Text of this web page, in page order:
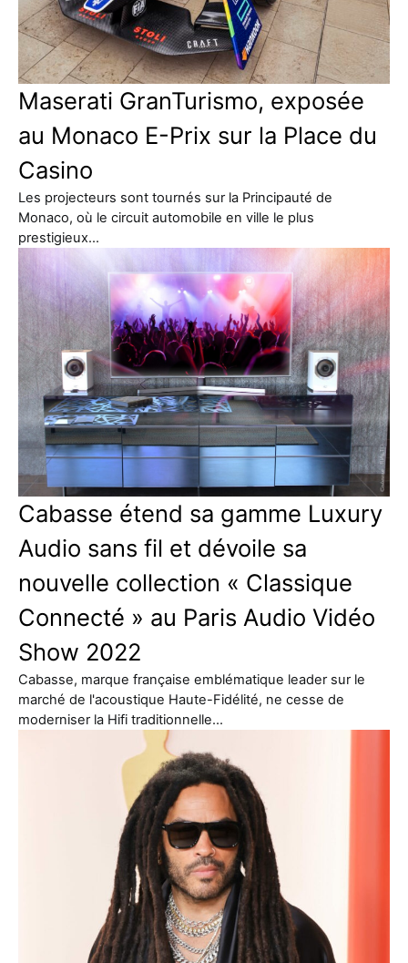
Maserati GranTurismo, exposée
au Monaco E-Prix sur la Place du
Casino
Les projecteurs sont tournés sur la Principauté de
Monaco, où le circuit automobile en ville le plus
prestigieux…
Cabasse étend sa gamme Luxury
Audio sans fil et dévoile sa
nouvelle collection « Classique
Connecté » au Paris Audio Vidéo
Show 2022
Cabasse, marque française emblématique leader sur le
marché de l'acoustique Haute-Fidélité, ne cesse de
moderniser la Hifi traditionnelle…